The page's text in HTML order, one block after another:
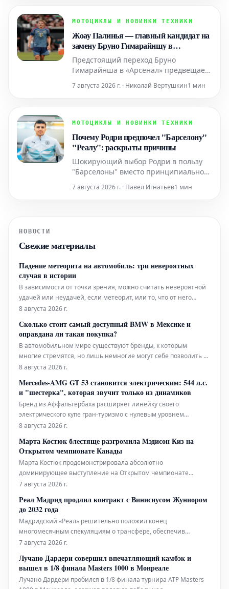
переход был подтвержден клубом
нераскрытую сумму, стр
МОТОЦИКЛЫ И НОВИНКИ ТЕХНИКИ
Жоау Палинья — главный кандидат на
замену Бруно Гимарайншу в
«Ньюкасле»
Предстоящий переход Бруно
Гимарайнша в «Арсенал» предвещает
значительные перемены в «Ньюкасл
Юнайтед», поскольку «сороки»
выразил желание покинуть клуб, что
реакцию со стороны болельщиков
«Ньюка
7 августа 2026 г. · Николай Вертушкин1 мин
МОТОЦИКЛЫ И НОВИНКИ ТЕХНИКИ
Почему Родри предпочел "Барселону"
"Реалу": раскрыты причины
Шокирующий выбор Родри в пользу
"Барселоны" вместо принципиального
европейский футбол, став главной
сейсмический сдвиг на трансферном
7 августа 2026 г. · Павел Игнатьев1 мин
НОВОСТИ
Свежие материалы
Падение метеорита на автомобиль: три невероятных
случая в истории
В зависимости от точки зрения, можно считать невероятной
удачей или неудачей, если метеорит, или то, что от него
останется после прохождения земной атмосферы, упадет
ездит более 1,644 миллиарда транспортных средств, тако
8 августа 2026 г.
Сколько стоит самый доступный BMW в Мексике и
оправдана ли такая покупка?
В автомобильном мире существуют бренды, к которым
многие стремятся, но лишь немногие могут себе позволить –
одним из таких является BMW. Эта немецкая компания
автомобилями, которые, хотя и недешевы, считаются
эталоном управляемости
8 августа 2026 г.
Mercedes-AMG GT 53 становится электрическим: 544 л.с.
и "шестерка", которая звучит только из динамиков
Бренд из Аффальтербаха расширяет линейку своего
электрического купе гран-туризмо с нулевым уровнем
выбросов, представляя новый Mercedes-AMG GT 53 4-дверное
электродвигателя по сравнению со старшими братьями, но
при этом становится вариантом с н
8 августа 2026 г.
Марта Костюк блестяще разгромила Мэдисон Киз на
Открытом чемпионате Канады
Марта Костюк продемонстрировала абсолютно
доминирующее выступление на Открытом чемпионате
Канады в Торонто, решительно обыграв Мэдисон Киз с
превосходство молодой украинки подчеркнуло ее растущее
значение в
7 августа 2026 г.
Реал Мадрид продлил контракт с Винисиусом Жуниором
до 2032 года
Мадридский «Реал» решительно положил конец
многомесячным спекуляциям о трансфере, обеспечив
будущее Винисиуса Жуниора новым контрактом,
ставший незаменимым игроком в атакующей линии
«сливочных», ранее связывался с возможным переходом в
чемпион
7 августа 2026 г.
Лучано Дардери совершил впечатляющий камбэк и
вышел в 1/8 финала Masters 1000 в Монреале
Лучано Дардери пробился в 1/8 финала турнира ATP Masters